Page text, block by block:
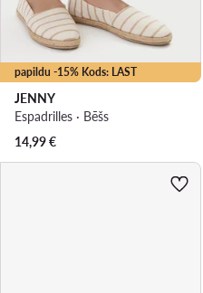
papildu -15% Kods: LAST
JENNY
Espadrilles · Bēšs
14,99€